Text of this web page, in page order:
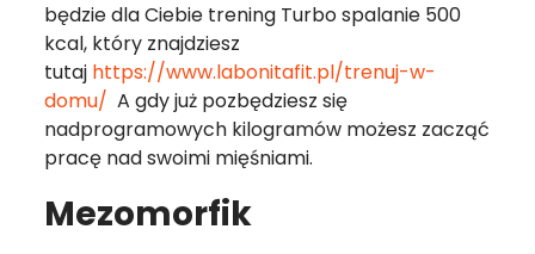
będzie dla Ciebie trening Turbo spalanie 500
kcal, który znajdziesz
tutaj https://www.labonitafit.pl/trenuj-w-
domu/ A gdy już pozbędziesz się
nadprogramowych kilogramów możesz zacząć
pracę nad swoimi mięśniami.
Mezomorfik